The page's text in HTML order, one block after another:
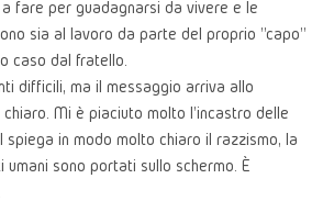
fare per guadagnarsi da vivere e le
sia al lavoro da parte del proprio "capo”
caso dal fratello.
difficili, ma il messaggio arriva allo
Mi è piaciuto molto l'incastro delle
in modo molto chiaro il razzismo, la
sono portati sullo schermo. È